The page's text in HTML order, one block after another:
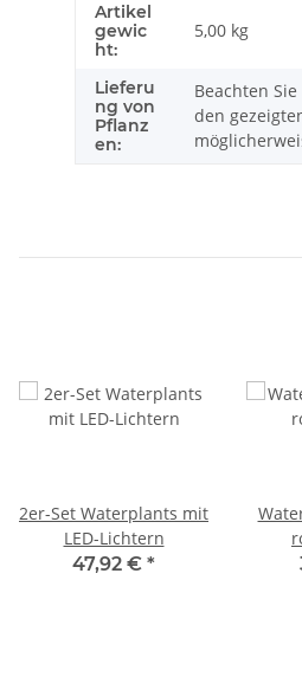
Artikel
gewic
ht:
5,00 kg
Lieferu
ng von
Pflanz
en:
Beachten
den
2er-Set Waterplants mit
LED-Lichtern
47,92 € *